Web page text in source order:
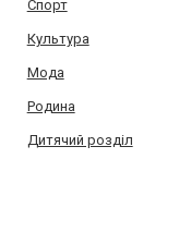
Спорт
Культура
Мода
Родина
Дитячий розділ